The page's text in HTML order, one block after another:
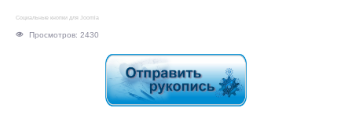
Социальные кнопки для Joomla
Просмотров: 2430